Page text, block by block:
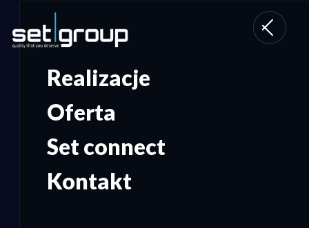
Realizacje
Oferta
Set connect
Kontakt
Toggle